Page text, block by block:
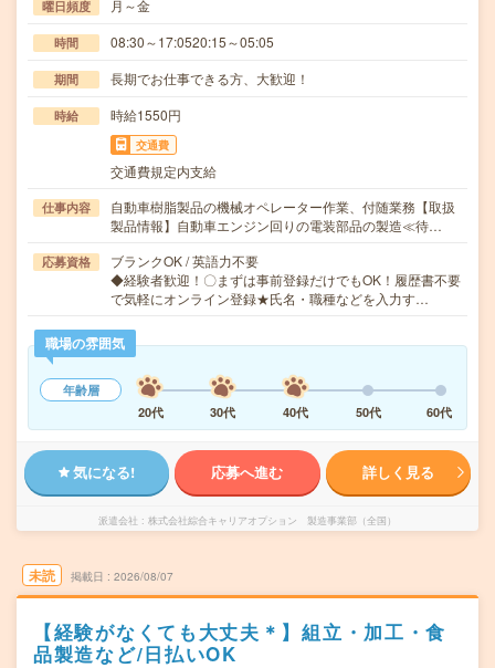
曜日頻度 月～金
時間 08:30～17:0520:15～05:05
期間 長期でお仕事できる方、大歓迎！
時給 時給1550円
交通費
交通費規定内支給
仕事内容
自動車樹脂製品の機械オペレーター作業、付随業務【取扱
製品情報】自動車エンジン回りの電装部品の製造≪待…
応募資格
ブランクOK / 英語力不要
◆経験者歓迎！〇まずは事前登録だけでもOK！履歴書不要
で気軽にオンライン登録★氏名・職種などを入力す…
職場の雰囲気
年齢層
20代
30代 40代 50代 60代
気になる! 応募へ進む 詳しく見る
派遣会社 株式会社綜合キャリアオプション 製造事業部（全国）
未読 掲載日 2026/08/07
【経験がなくても大丈夫＊】組立・加工・食
品製造など/日払いOK